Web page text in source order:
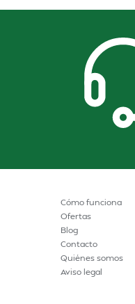
Cómo funciona
Ofertas
Blog
Contacto
Quiénes somos
Aviso legal